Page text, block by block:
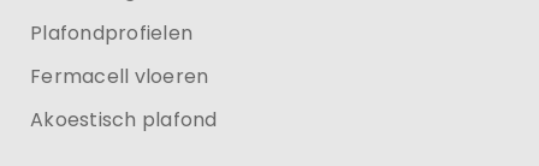
Plafondprofielen
Fermacell vloeren
Akoestisch plafond